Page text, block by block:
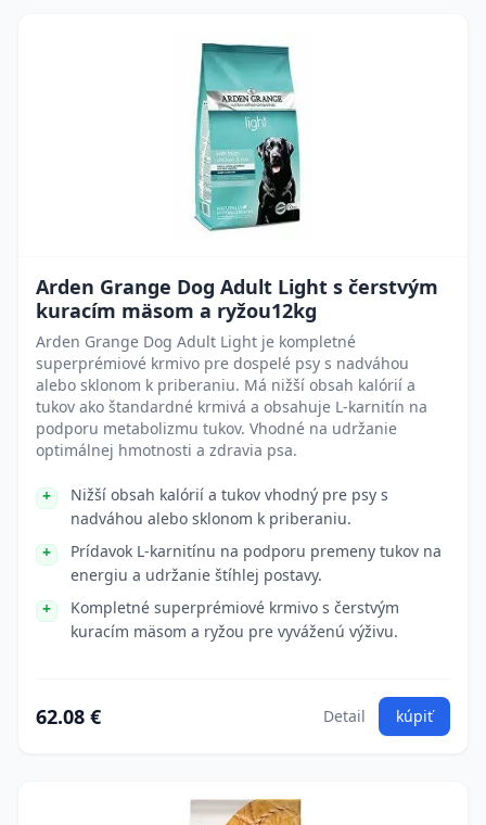
Arden Grange Dog Adult Light s čerstvým
kuracím mäsom a ryžou12kg
Arden Grange Dog Adult Light je kompletné
superprémiové krmivo pre dospelé psy s nadváhou
alebo sklonom k priberaniu. Má nižší obsah kalórií a
tukov ako štandardné krmivá a obsahuje L-karnitín na
podporu metabolizmu tukov. Vhodné na udržanie
optimálnej hmotnosti a zdravia psa.
Nižší obsah kalórií a tukov vhodný pre psy s
nadváhou alebo sklonom k priberaniu.
Prídavok L-karnitínu na podporu premeny tukov na
energiu a udržanie štíhlej postavy.
Kompletné superprémiové krmivo s čerstvým
kuracím mäsom a ryžou pre vyváženú výživu.
62.08 € Detail kúpiť